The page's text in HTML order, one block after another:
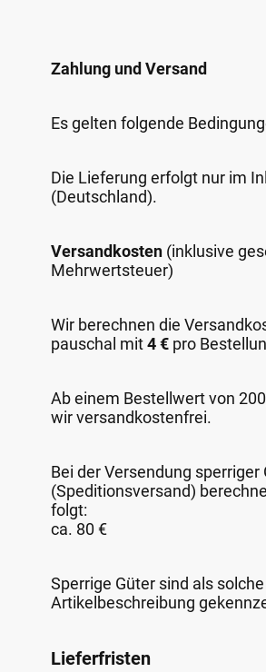
Zahlung und Versand
Es gelten folgende
Die Lieferung erfolgt nur im
(Deutschland).
Versandkosten (inklusive
Mehrwertsteuer)
Wir berechnen die
pauschal mit4 € pro
Ab einem Bestellwert von
wir versandkostenfrei.
Bei der Versendung sperriger
(Speditionsversand)
folgt:
ca. 80 €
Sperrige Güter sind als
Artikelbeschreibung
Lieferfristen